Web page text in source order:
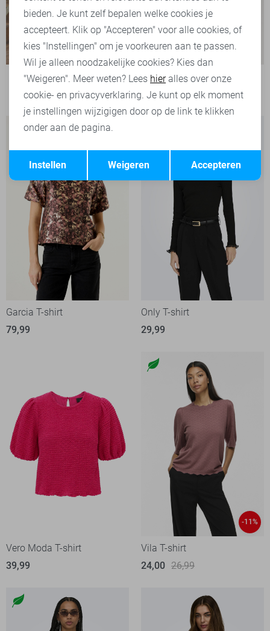
Harper & Yve T-shirt
59,99
Garcia T-shirt
79,99
Only T-shirt
29,99
Vero Moda T-shirt
39,99
-11%
Vila T-shirt
24,00 26,99
Terug Opslaan
bieden. Je kunt zelf bepalen welke cookies je
accepteert. Klik op "Accepteren" voor alle cookies, of
kies "Instellingen" om je voorkeuren aan te passen.
Wil je alleen noodzakelijke cookies? Kies dan
"Weigeren". Meer weten? Lees hieralles over onze
cookie- en privacyverklaring. Je kunt op elk moment
je instellingen wijzigigen door op de link te klikken
onder aan de pagina.
Accepteren
Weigeren
Instellen